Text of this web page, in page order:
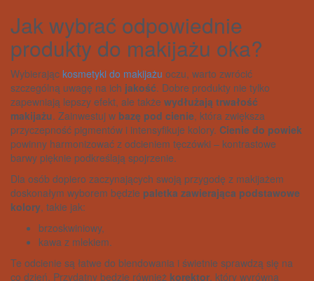
Jak wybrać odpowiednie
produkty do makijażu oka?
Wybierając kosmetyki do makijażu oczu, warto zwrócić
szczególną uwagę na ich jakość. Dobre produkty nie tylko
zapewniają lepszy efekt, ale także wydłużają trwałość
makijażu. Zainwestuj w bazę pod cienie, która zwiększa
przyczepność pigmentów i intensyfikuje kolory. Cienie do powiek
powinny harmonizować z odcieniem tęczówki – kontrastowe
barwy pięknie podkreślają spojrzenie.
Dla osób dopiero zaczynających swoją przygodę z makijażem
doskonałym wyborem będzie paletka zawierająca podstawowe
kolory, takie jak:
brzoskwiniowy,
kawa z mlekiem.
Te odcienie są łatwe do blendowania i świetnie sprawdzą się na
co dzień. Przydatny będzie również korektor, który wyrówna